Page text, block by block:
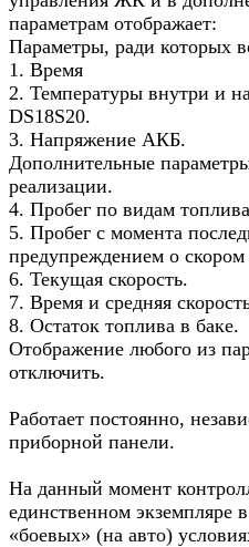
параметрам отображает:
Параметры, ради которых
1. Время
2. Температуры внутри и
DS18S20.
3. Напряжение АКБ.
Дополнительные
реализации.
4. Пробег по видам
5. Пробег с момента
предупреждением о
6. Текущая скорость.
7. Время и средняя
8. Остаток топлива в баке.
Отображение любого из
отключить.
Работает постоянно,
приборной панели.
На данный момент
единственном экземпляре
«боевых» (на авто)